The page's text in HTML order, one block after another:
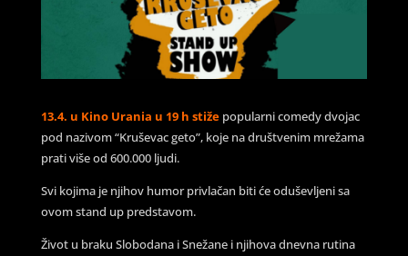
13.4. u Kino Urania u 19 h stiže popularni comedy dvojac
pod nazivom “Kruševac geto”, koje na društvenim mrežama
prati više od 600.000 ljudi.
Svi kojima je njihov humor privlačan biti će oduševljeni sa
ovom stand up predstavom.
Život u braku Slobodana i Snežane i njihova dnevna rutina